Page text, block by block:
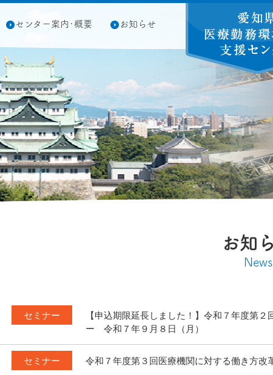
センター案内･概要 お知らせ
お知
News
セミナー
【申込期限延長しました！】令和７年度第
ー 令和７年９月８日（月）
セミナー 令和７年度第３回医療機関に対する働き方